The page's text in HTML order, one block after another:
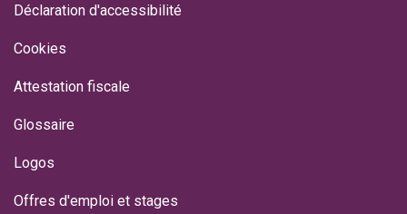
Déclaration d'accessibilité
Cookies
Attestation fiscale
Glossaire
Logos
Offres d'emploi et stages